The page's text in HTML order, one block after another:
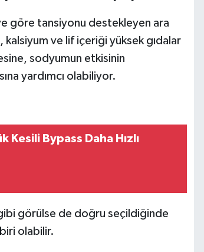
göre tansiyonu destekleyen ara
ve lif içeriği yüksek gıdalar
sodyumun etkisinin
yardımcı olabiliyor.
Kesili Bypass Daha Hızlı
görülse de doğru seçildiğinde
olabilir.